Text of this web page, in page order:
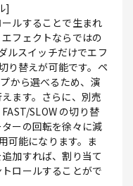
]
ルすることで生まれ
フェクトならではの
ルスイッチだけでエフ
り替えが可能です。ペ
から選べるため、演
ます。さらに、別売
SLOW の切り替
ーの回転を徐々に減
可能になります。ま
加すれば、割り当て
ロールすることがで